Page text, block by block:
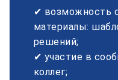
✔ возможность
материалы:
решений;
✔ участие в
коллег;